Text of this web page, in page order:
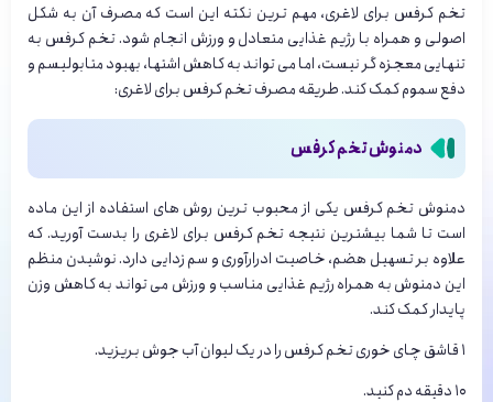
تخم کرفس برای لاغری، مهم ترین نکته این است که مصرف آن به شکل
اصولی و همراه با رژیم غذایی متعادل و ورزش انجام شود. تخم کرفس به
تنهایی معجزه گر نیست، اما می تواند به کاهش اشتها، بهبود متابولیسم و
دفع سموم کمک کند. طریقه مصرف تخم کرفس برای لاغری:
دمنوش تخم کرفس
دمنوش تخم کرفس یکی از محبوب ترین روش های استفاده از این ماده
است تا شما بیشترین نتیجه تخم کرفس برای لاغری را بدست آورید. که
علاوه بر تسهیل هضم، خاصیت ادرارآوری و سم زدایی دارد. نوشیدن منظم
این دمنوش به همراه رژیم غذایی مناسب و ورزش می تواند به کاهش وزن
پایدار کمک کند.
۱ قاشق چای خوری تخم کرفس را در یک لیوان آب جوش بریزید.
۱۰ دقیقه دم کنید.